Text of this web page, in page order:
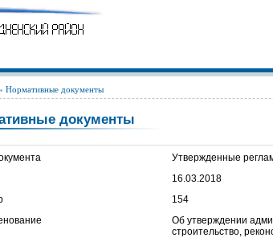
Нормативные документы
документы
Утвержденные
16.03.2018
154
Об утверждении
строительство,